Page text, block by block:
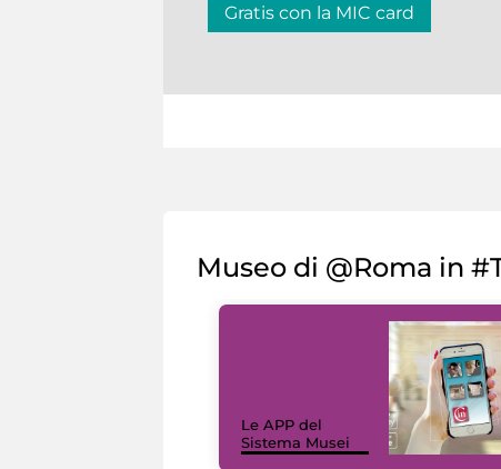
Gratis con la MIC card
Museo di @Roma in
Le APP del
Sistema Musei